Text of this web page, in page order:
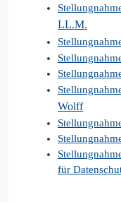
LL.M.
Wolff
für